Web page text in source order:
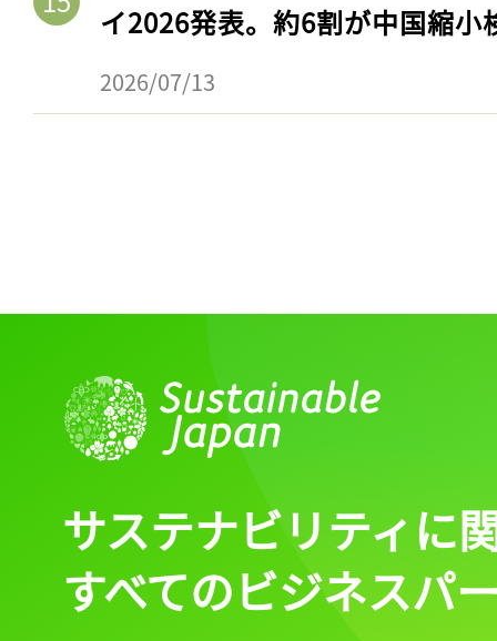
イ2026発表。約6割が中国縮小
2026/07/13
記事をお気に入りに
会員登録
サステナビリティに
すべてのビジネスパ